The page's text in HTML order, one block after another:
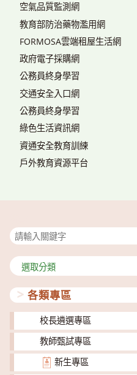
空氣品質監測網
教育部防治藥物濫用網
FORMOSA雲端租屋生活網
政府電子採購網
公務員終身學習
交通安全入口網
公務員終身學習
綠色生活資訊網
資通安全教育訓練
戶外教育資源平台
分
類
各類專區
校長遴選專區
教師甄試專區
新生專區